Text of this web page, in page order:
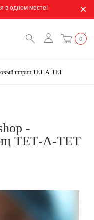
в одном месте!
0
шприц ТЕТ-А-ТЕТ
-
ТЕТ-А-ТЕТ